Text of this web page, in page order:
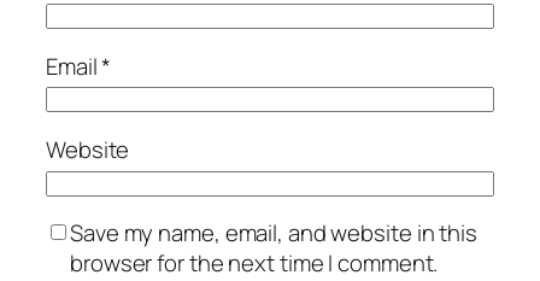
Email*
Website
Save my name, email, and website in this
browser for the next time I comment.